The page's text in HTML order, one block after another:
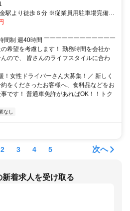
援あり｜土日休みOK｜40代未経験スタ
数｜
間制 週40時間 ￣￣￣￣￣￣￣￣￣￣￣￣
希望を考慮します！ 勤務時間を会社か
ので、 皆さんのライフスタイルに合わ
！女性ドライバーさん大募集！／ 新しく
をくださったお客様へ、食料品などをお
です！ 普通車免許があればOK！！トク
なし
2 3 4 5 次へ
新着求人を受け取る